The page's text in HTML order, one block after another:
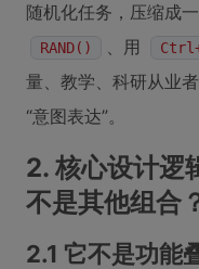
随机化任务，压缩成
RAND() 、用
量、教学、科研从业
“意图表达”。
2. 核心设计逻
不是其他组合
2.1 它不是功能